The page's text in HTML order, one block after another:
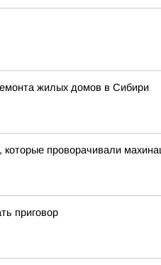
жилых домов в Сибири
проворачивали
приговор